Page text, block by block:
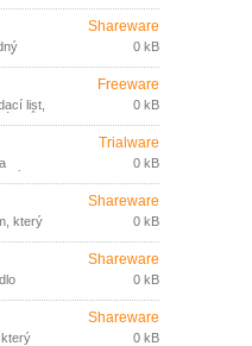
Shareware
0 kB
list,
Freeware
0 kB
Trialware
0 kB
který
sklad
typu.
Shareware
0 kB
Shareware
0 kB
který
Shareware
0 kB